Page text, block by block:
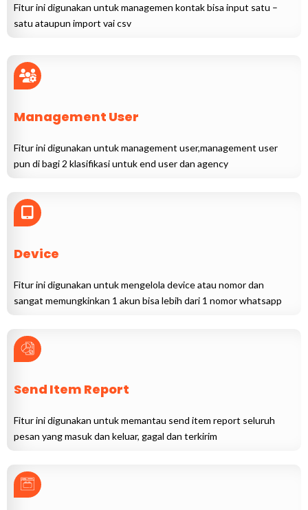
Fitur ini digunakan untuk managemen kontak bisa input satu –
satu ataupun import vai csv
Management User
Fitur ini digunakan untuk management user,management user
pun di bagi 2 klasifikasi untuk end user dan agency
Device
Fitur ini digunakan untuk mengelola device atau nomor dan
sangat memungkinkan 1 akun bisa lebih dari 1 nomor whatsapp
Send Item Report
Fitur ini digunakan untuk memantau send item report seluruh
pesan yang masuk dan keluar, gagal dan terkirim